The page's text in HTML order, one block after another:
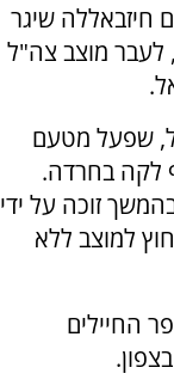
חיזבאללה שיגר
מוצב צה"ל
שפעל מטעם
לקה בחרדה.
זוכה על ידי
למוצב ללא
אלכסנדר עלה ל-18 מספר החיילים